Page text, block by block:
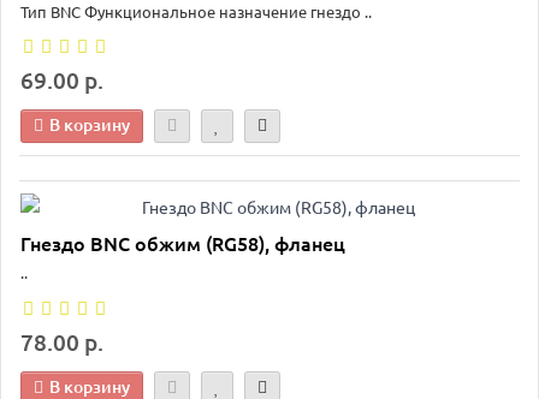
Тип BNC Функциональное назначение гнездо ..
69.00 р.
В корзину
Гнездо BNC обжим (RG58), фланец
..
78.00 р.
В корзину